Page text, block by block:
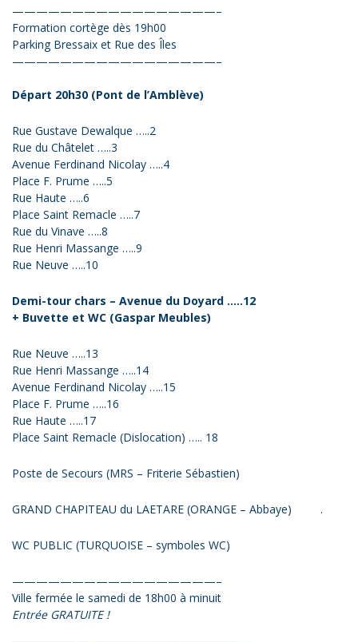
—————————————————–
Formation cortège dès 19h00
Parking Bressaix et Rue des Îles
—————————————————–
Départ 20h30 (Pont de l’Amblève)
Rue Gustave Dewalque …..2
Rue du Châtelet …..3
Avenue Ferdinand Nicolay …..4
Place F. Prume …..5
Rue Haute …..6
Place Saint Remacle …..7
Rue du Vinave …..8
Rue Henri Massange …..9
Rue Neuve …..10
Demi-tour chars – Avenue du Doyard …..12
+ Buvette et WC (Gaspar Meubles)
Rue Neuve …..13
Rue Henri Massange …..14
Avenue Ferdinand Nicolay …..15
Place F. Prume …..16
Rue Haute …..17
Place Saint Remacle (Dislocation) ….. 18
Poste de Secours (MRS – Friterie Sébastien)
GRAND CHAPITEAU du LAETARE (ORANGE – Abbaye) .
WC PUBLIC (TURQUOISE – symboles WC)
—————————————————–
Ville fermée le samedi de 18h00 à minuit
Entrée GRATUITE !